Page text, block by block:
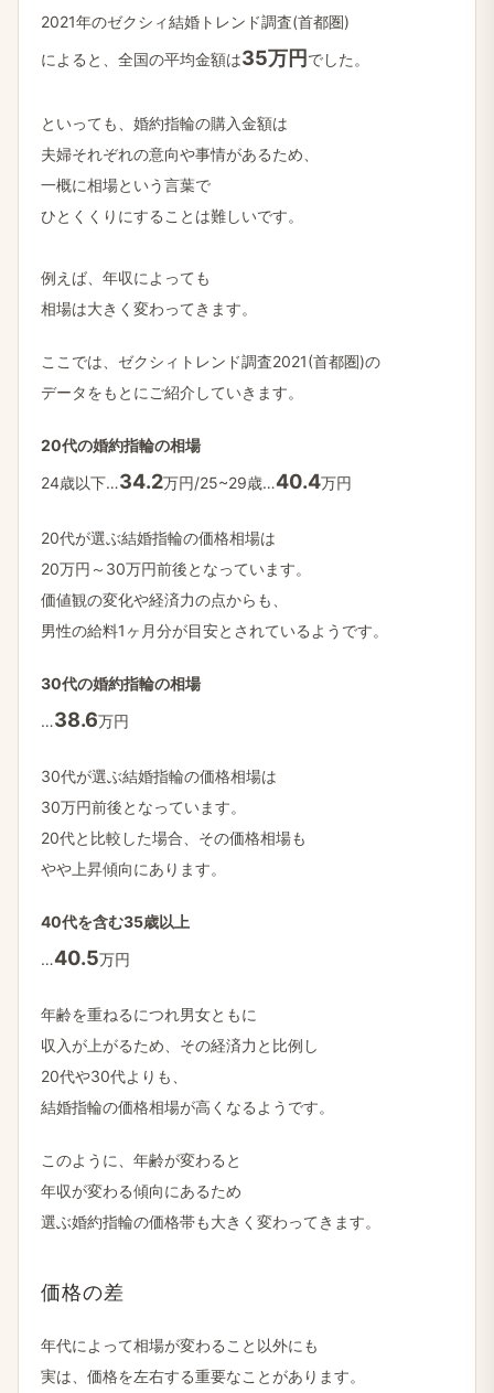
2021年の​ゼクシィ結婚​トレンド調査(首都圏)
に​よると、​全国の​平均金額は​35万円でした。
と​いっても、​婚約指輪の​購入金額は
夫婦それぞれの​意向や​事情が​ある​ため、
一概に​相場と​いう​言葉で
ひとくくりに​する​ことは​難しいです。
例えば、​年収に​よっても
相場は​大きく​変わってきます。
ここでは、​ゼクシィトレンド調査2021(首都圏)の
データを​もとに​ご紹介していきます。
20代の​婚約指輪の​相場
24歳以下…​34.2万円/25~29歳…​40.4万円
20代が​選ぶ結婚​指輪の​価格相場は
20万円～30万円前後と​なっています。
価値観の​変化や​経済力の​点からも、
男性の​給料1ヶ月分が​目安と​されているようです。
30代の​婚約指輪の​相場
…​38.6万円
30代が​選ぶ結婚​指輪の​価格相場は
30万円前後と​なっています。
20代と​比較した​場合、​その​価格相場も
やや​上昇傾向に​あります。
40代を​含む35歳以上
…​40.5万円
年齢を​重ねるに​つれ男女ともに
収入が​上がる​ため、​その​経済力と​比例し
20代や​30代よりも、
結婚​指輪の​価格相場が​高くなるようです。
このように、​年齢が​変わると
年収が​変わる​傾向に​ある​ため
選ぶ婚約指輪の​価格帯も​大きく​変わってきます。
価格の差
年代に​よって​相場が​変わる​こと​以外にも
実は、​価格を​左右する​重要な​ことがあります。